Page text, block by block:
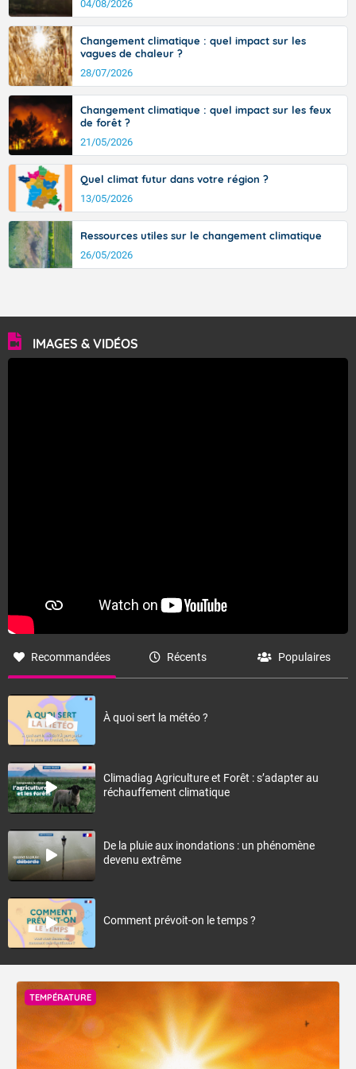
avec des pointes jusqu'à 37 à 38 degrés dans l'arrière-
pays varois et en vallée de la Garonne.
Fermer
04/08/2026
Changement climatique : quel impact sur les
vagues de chaleur ?
28/07/2026
Changement climatique : quel impact sur les feux
de forêt ?
21/05/2026
Quel climat futur dans votre région ?
13/05/2026
Ressources utiles sur le changement climatique
26/05/2026
IMAGES & VIDÉOS
Recommandées Récents Populaires
À quoi sert la météo ?
Climadiag Agriculture et Forêt : s’adapter au
réchauffement climatique
De la pluie aux inondations : un phénomène
devenu extrême
Comment prévoit-on le temps ?
TEMPÉRATURE